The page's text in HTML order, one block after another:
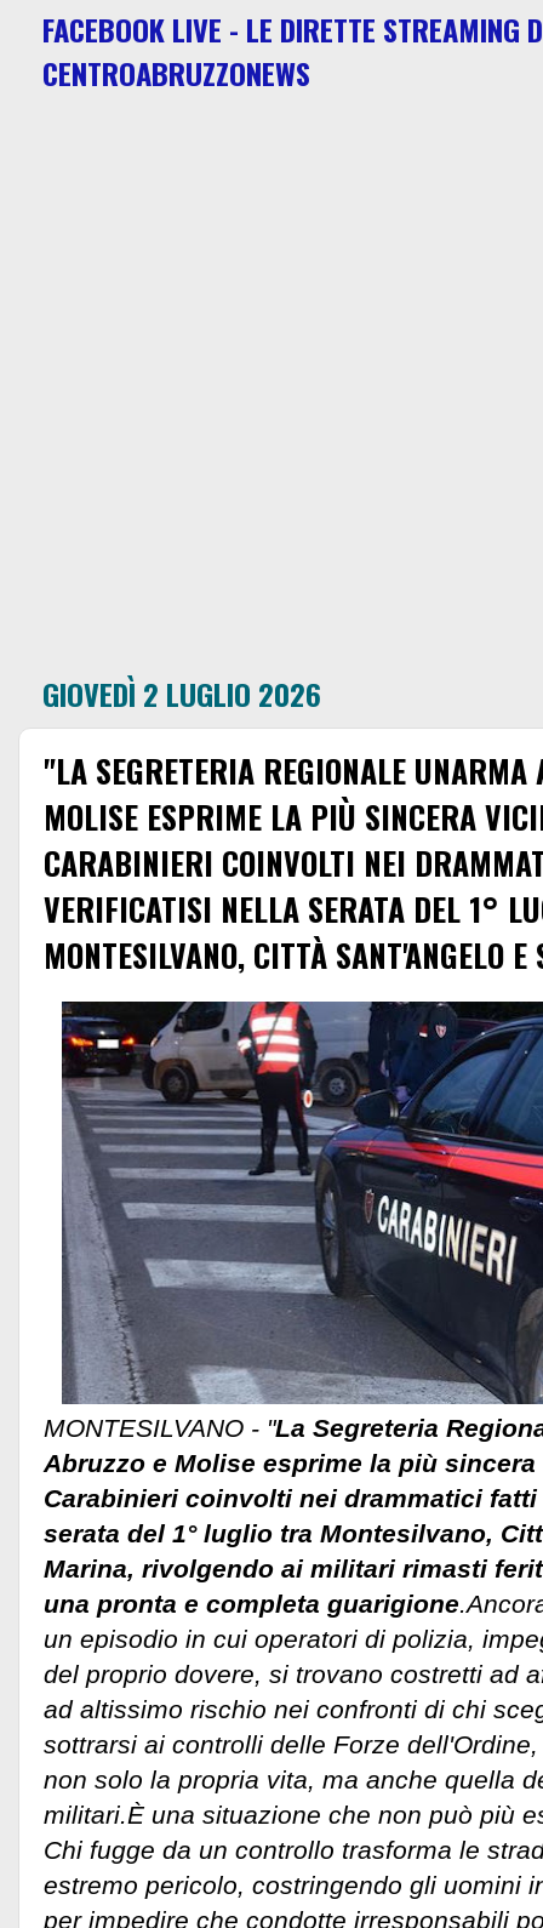
FACEBOOK LIVE - LE DIRETTE STREAMING
CENTROABRUZZONEWS
GIOVEDÌ 2 LUGLIO 2026
"LA SEGRETERIA REGIONALE UNARMA
MOLISE ESPRIME LA PIÙ SINCERA
CARABINIERI COINVOLTI NEI
VERIFICATISI NELLA SERATA DEL 1°
MONTESILVANO, CITTÀ SANT'ANGELO
MONTESILVANO - "La Segreteria
Abruzzo e Molise esprime la più
Carabinieri coinvolti nei drammatici
serata del 1° luglio tra Montesilvano,
Marina, rivolgendo ai militari rimasti
una pronta e completa guarigione
un episodio in cui operatori di polizia,
del proprio dovere, si trovano costretti ad
ad altissimo rischio nei confronti di chi
sottrarsi ai controlli delle Forze
non solo la propria vita, ma anche quella
militari.È una situazione che non può più
Chi fugge da un controllo trasforma le
estremo pericolo, costringendo gli uomini
per impedire che condotte irresponsabili